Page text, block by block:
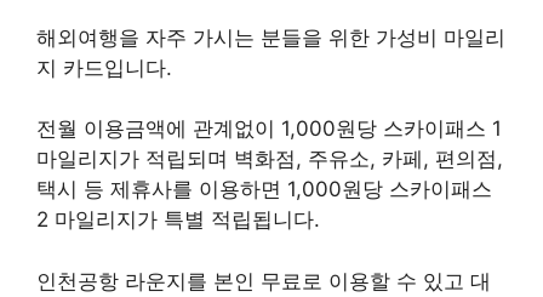
해외여행을 자주 가시는 분들을 위한 가성비 마일리
지 카드입니다.
전월 이용금액에 관계없이 1,000원당 스카이패스 1
마일리지가 적립되며 벽화점, 주유소, 카페, 편의점,
택시 등 제휴사를 이용하면 1,000원당 스카이패스
2 마일리지가 특별 적립됩니다.
인천공항 라운지를 본인 무료로 이용할 수 있고 대